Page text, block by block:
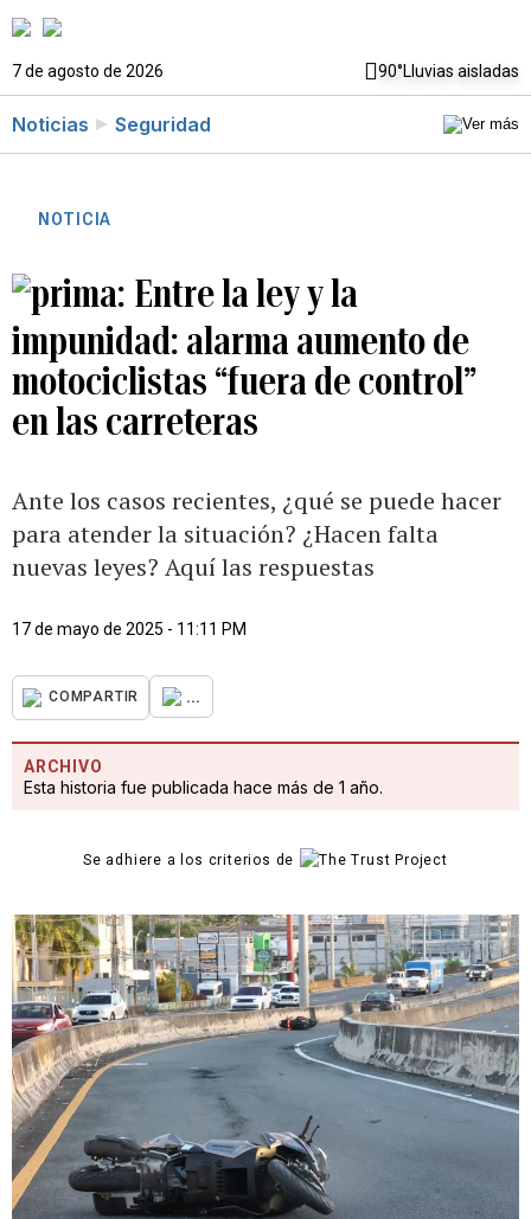
7 de agosto de 2026 90°Lluvias aisladas
Noticias Seguridad
NOTICIA
Entre la ley y la
impunidad: alarma aumento de
motociclistas “fuera de control”
en las carreteras
Ante los casos recientes, ¿qué se puede hacer
para atender la situación? ¿Hacen falta
nuevas leyes? Aquí las respuestas
17 de mayo de 2025 - 11:11 PM
COMPARTIR ...
ARCHIVO
Esta historia fue publicada hace más de 1 año.
Se adhiere a los criterios de